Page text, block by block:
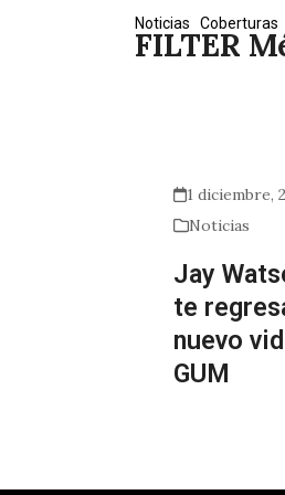
FILTER
Noticias Coberturas
1 diciembre,
Noticias
Jay
te
nuevo
GUM